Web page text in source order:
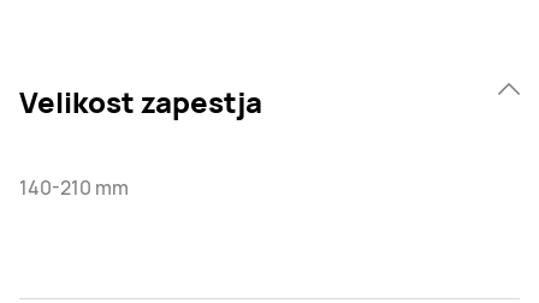
Velikost zapestja
140-210 mm